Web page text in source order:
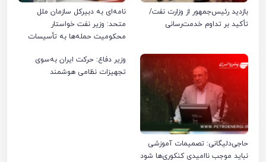
بازدید رئیس‌جمهور از وزارت نفت/
تأکید بر تداوم خدمت‌رسانی
نامه‌ای به دبیرکل سازمان ملل
متحد: وزیر نفت خواستار
محکومیت حمله‌ها به تأسیسات
حاجی‌دلیگانی: تصمیمات آموزشی
نباید موجب ناامیدی کنکوری‌ها شود
وزیر دفاع: حرکت ایران به‌سوی
تجهیزات نظامی هوشمند